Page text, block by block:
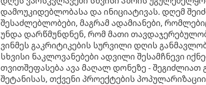
დამოუკიდებლობასა და ინიციატივას. დღემ
შესაძლებლობები, მაგრამ ადამიანები,
უნდა დარწმუნდნენ, რომ მათი
ვინმეს გაკრიტიკების სურვილი დღის
სხვისი ნაკლოვანებები ადვილი შესამჩნევი
თვითშეფასება ავა მაღალ დონეზე - შეგიძლიათ
შეტანისას, თქვენი პროექტების